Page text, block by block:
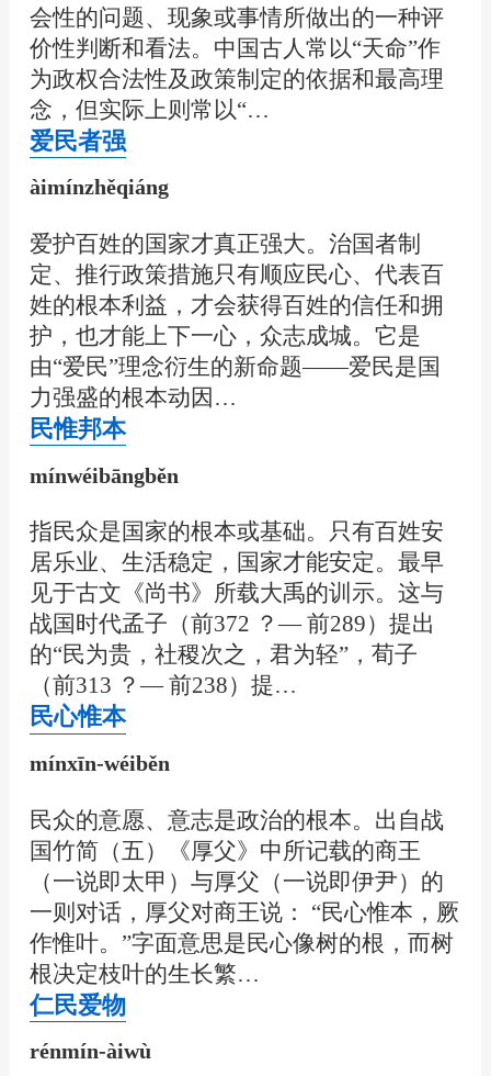
会性的问题、现象或事情所做出的一种评
价性判断和看法。中国古人常以“天命”作
为政权合法性及政策制定的依据和最高理
念，但实际上则常以“…
爱民者强
àimínzhěqiáng
爱护百姓的国家才真正强大。治国者制
定、推行政策措施只有顺应民心、代表百
姓的根本利益，才会获得百姓的信任和拥
护，也才能上下一心，众志成城。它是
由“爱民”理念衍生的新命题——爱民是国
力强盛的根本动因…
民惟邦本
mínwéibāngběn
指民众是国家的根本或基础。只有百姓安
居乐业、生活稳定，国家才能安定。最早
见于古文《尚书》所载大禹的训示。这与
战国时代孟子（前372 ？— 前289）提出
的“民为贵，社稷次之，君为轻”，荀子
（前313 ？— 前238）提…
民心惟本
mínxīn-wéiběn
民众的意愿、意志是政治的根本。出自战
国竹简（五）《厚父》中所记载的商王
（一说即太甲）与厚父（一说即伊尹）的
一则对话，厚父对商王说： “民心惟本，厥
作惟叶。”字面意思是民心像树的根，而树
根决定枝叶的生长繁…
仁民爱物
rénmín-àiwù